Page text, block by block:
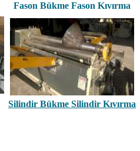
Fason Bükme Fason Kıvırma
Silindir Bükme Silindir Kıvırma